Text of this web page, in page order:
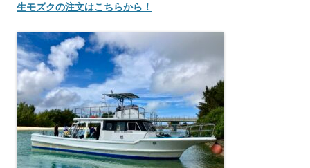
生モズクの注文はこちらから！